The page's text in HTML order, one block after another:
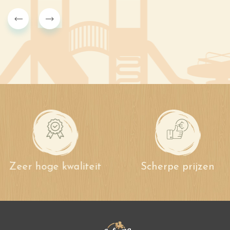
Zeer hoge kwaliteit Scherpe prijzen